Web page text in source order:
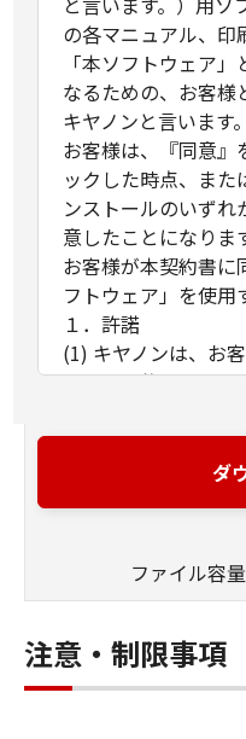
の各マニュアル、印
「本ソフトウェア
なるための、お客様
キヤノンと言います
お客様は、『同意』
ックした時点、ま
ンストールのいずれ
意したことになりま
お客様が本契約書に
フトウェア」を使用
１．許諾
(1) キヤノンは、お
用する目的のために
ンピューター（以下
す。）において、「
ること、アクセスす
の非独占的権利をお
お客様は、また「指
通じて接続されたコ
ダ
ファイル容
注意・制限事項